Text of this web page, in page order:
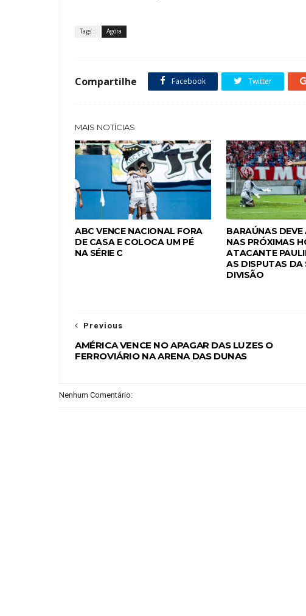
Tags : Agora
Compartilhe Facebook Twitter
MAIS NOTÍCIAS
ABC VENCE NACIONAL FORA
DE CASA E COLOCA UM PÉ
NA SÉRIE C
BARAÚNAS DEVE
NAS PRÓXIMAS
ATACANTE
AS DISPUTAS DA
DIVISÃO
Previous
AMÉRICA VENCE NO APAGAR DAS LUZES O
FERROVIÁRIO NA ARENA DAS DUNAS
Nenhum Comentário: